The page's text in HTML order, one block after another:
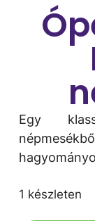
Egy
1 készleten